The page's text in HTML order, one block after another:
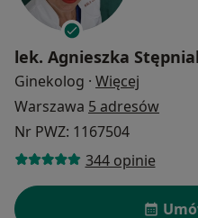
lek. Agnieszka
Ginekolog · Więcej
Warszawa 5 adresów
Nr PWZ: 1167504
344 opinie